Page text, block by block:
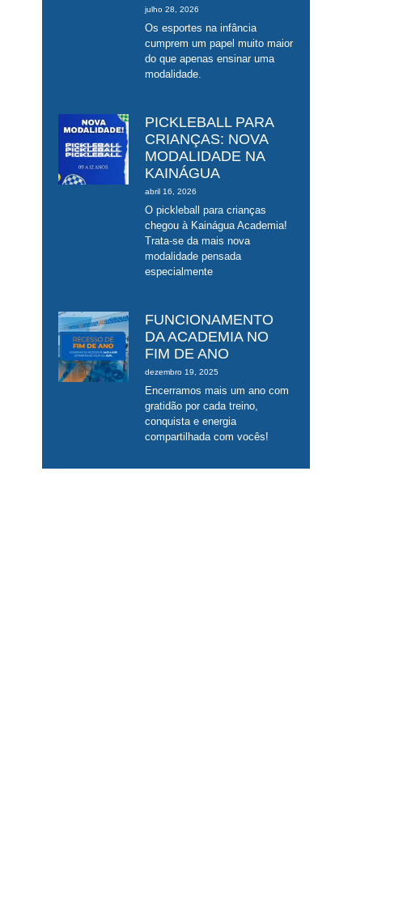
julho 28, 2026
Os esportes na infância
cumprem um papel muito maior
do que apenas ensinar uma
modalidade.
PICKLEBALL PARA
CRIANÇAS: NOVA
MODALIDADE NA
KAINÁGUA
abril 16, 2026
O pickleball para crianças
chegou à Kainágua Academia!
Trata-se da mais nova
modalidade pensada
especialmente
FUNCIONAMENTO
DA ACADEMIA NO
FIM DE ANO
dezembro 19, 2025
Encerramos mais um ano com
gratidão por cada treino,
conquista e energia
compartilhada com vocês!